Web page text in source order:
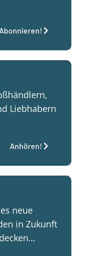
Liebhabern
Anhören!
neue
in Zukunft